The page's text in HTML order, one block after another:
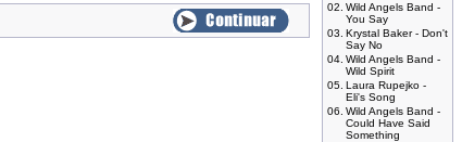
02. Wild Angels Band -
You Say
03. Krystal Baker - Don't
Say No
04. Wild Angels Band -
Wild Spirit
05. Laura Rupejko -
Eli's Song
06. Wild Angels Band -
Could Have Said
Something